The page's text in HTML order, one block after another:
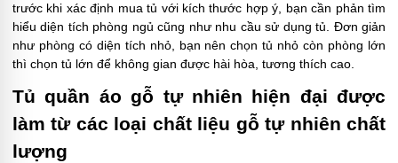
trước khi xác định mua tủ với kích thước hợp ý, bạn cần phản tìm
hiểu diện tích phòng ngủ cũng như nhu cầu sử dụng tủ. Đơn giản
như phòng có diện tích nhỏ, bạn nên chọn tủ nhỏ còn phòng lớn
thì chọn tủ lớn để không gian được hài hòa, tương thích cao.
Tủ quần áo gỗ tự nhiên hiện đại được
làm từ các loại chất liệu gỗ tự nhiên chất
lượng